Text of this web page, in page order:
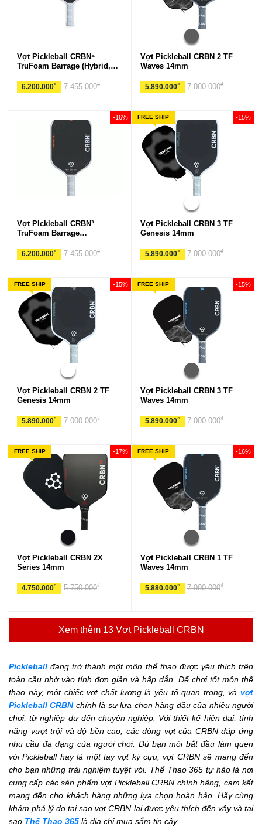
Vợt Pickleball CRBN⁴
TruFoam Barrage (Hybrid,
6.200.000₫ 7.455.000₫
Vợt Pickleball CRBN 2 TF
Waves 14mm
5.890.000₫ 7.000.000₫
Vợt PIckleball CRBN³
TruFoam Barrage
6.200.000₫
-16%
7.455.000₫
FREE SHIP
Vợt Pickleball CRBN 3 TF
Genesis 14mm
5.890.000₫
-15%
7.000.000₫
FREE SHIP
Vợt Pickleball CRBN 2 TF
Genesis 14mm
5.890.000₫
-15%
7.000.000₫
FREE SHIP
Vợt Pickleball CRBN 3 TF
Waves 14mm
5.890.000₫
-15%
7.000.000₫
FREE SHIP
Vợt Pickleball CRBN 2X
Series 14mm
4.750.000₫
-17%
5.750.000₫
FREE SHIP
Vợt Pickleball CRBN 1 TF
Waves 14mm
5.880.000₫
-16%
7.000.000₫
Xem thêm 13 Vợt Pickleball CRBN
Pickleball đang trở thành một môn thể thao được yêu thích trên
toàn cầu nhờ vào tính đơn giản và hấp dẫn. Để chơi tốt môn thể
thao này, một chiếc vợt chất lượng là yếu tố quan trọng, và vợt
Pickleball CRBNchính là sự lựa chọn hàng đầu của nhiều người
chơi, từ nghiệp dư đến chuyên nghiệp. Với thiết kế hiện đại, tính
năng vượt trội và độ bền cao, các dòng vợt của CRBN đáp ứng
nhu cầu đa dạng của người chơi. Dù bạn mới bắt đầu làm quen
với Pickleball hay là một tay vợt kỳ cựu, vợt CRBN sẽ mang đến
cho bạn những trải nghiệm tuyệt vời. Thể Thao 365 tự hào là nơi
cung cấp các sản phẩm vợt Pickleball CRBN chính hãng, cam kết
mang đến cho khách hàng những lựa chọn hoàn hảo. Hãy cùng
khám phá lý do tại sao vợt CRBN lại được yêu thích đến vậy và tại
sao Thể Thao 365 là địa chỉ mua sắm tin cậy.